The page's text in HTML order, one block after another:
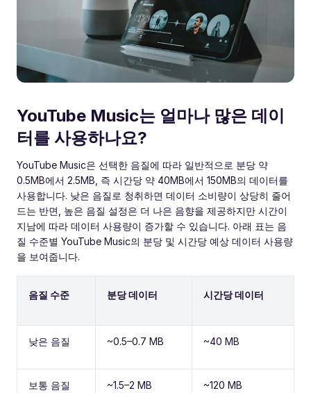
YouTube Music는 얼마나 많은 데이
터를 사용하나요?
YouTube Music은 선택한 음질에 따라 일반적으로 분당 약
0.5MB에서 2.5MB, 즉 시간당 약 40MB에서 150MB의 데이터를
사용합니다. 낮은 음질로 청취하면 데이터 소비량이 상당히 줄어
드는 반면, 높은 음질 설정은 더 나은 음향을 제공하지만 시간이
지남에 따라 데이터 사용량이 증가할 수 있습니다. 아래 표는 음
질 수준별 YouTube Music의 분당 및 시간당 예상 데이터 사용량
을 보여줍니다.
음질 수준 분당 데이터 시간당 데이터
낮은 음질 ~0.5–0.7 MB ~40 MB
보통 음질 ~1.5–2 MB ~120 MB